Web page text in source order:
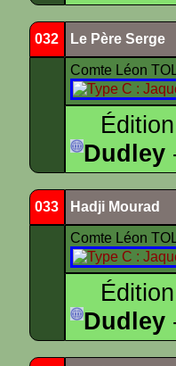
032 Le Père Serge
Comte Léon
Dudley
033 Hadji Mourad
Comte Léon
Dudley